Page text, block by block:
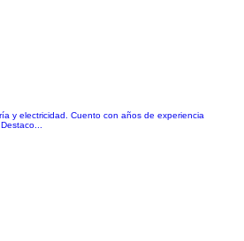
y electricidad. Cuento con años de experiencia